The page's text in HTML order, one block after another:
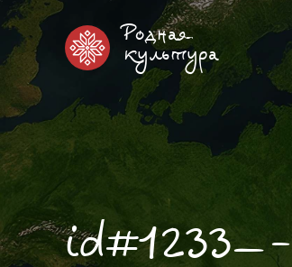
Родная
культура